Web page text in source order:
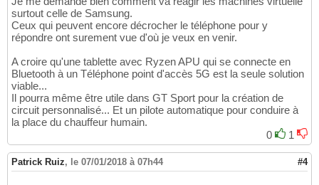
surtout celle de Samsung.
Ceux qui peuvent encore décrocher le téléphone pour y
répondre ont surement vue d'où je veux en venir.
A croire qu'une tablette avec Ryzen APU qui se connecte en
Bluetooth à un Téléphone point d'accès 5G est la seule solution
viable...
Il pourra même être utile dans GT Sport pour la création de
circuit personnalisé... Et un pilote automatique pour conduire à
la place du chauffeur humain.
0
1
Patrick Ruiz, le 07/01/2018 à 07h44 #4